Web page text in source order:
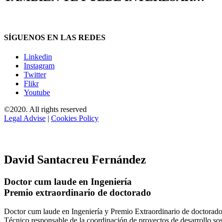
SÍGUENOS EN LAS REDES
Linkedin
Instagram
Twitter
Flikr
Youtube
©2020. All rights reserved
Legal Advise | Cookies Policy
David Santacreu Fernández
Doctor cum laude en Ingeniería
Premio extraordinario de doctorado
Doctor cum laude en Ingeniería y Premio Extraordinario de